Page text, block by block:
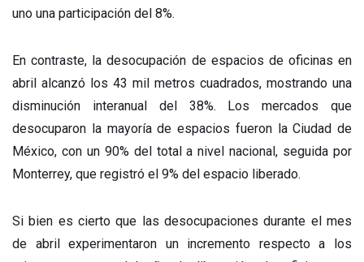
uno una participación del 8%.
En contraste, la desocupación de espacios de oficinas en
abril alcanzó los 43 mil metros cuadrados, mostrando una
disminución interanual del 38%. Los mercados que
desocuparon la mayoría de espacios fueron la Ciudad de
México, con un 90% del total a nivel nacional, seguida por
Monterrey, que registró el 9% del espacio liberado.
Si bien es cierto que las desocupaciones durante el mes
de abril experimentaron un incremento respecto a los